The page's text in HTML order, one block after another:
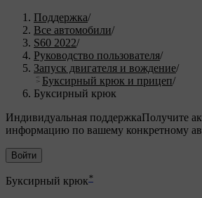
Поддержка/
Все автомобили/
S60 2022/
Руководство пользователя/
Запуск двигателя и вождение/
Буксирный крюк и прицеп/
Буксирный крюк
Индивидуальная поддержкаПолучите
информацию по вашему конкретному
Войти
Буксирный крюк*